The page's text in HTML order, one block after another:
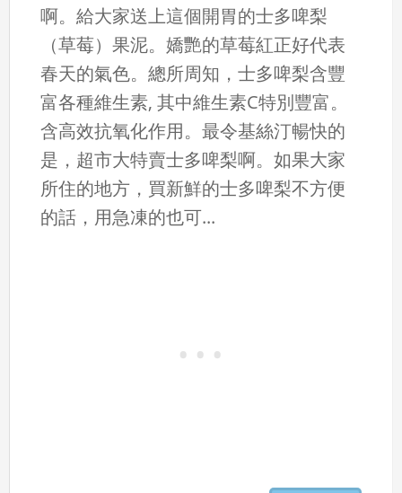
啊。給大家送上這個開胃的士多啤梨
（草莓）果泥。嬌艷的草莓紅正好代表
春天的氣色。總所周知，士多啤梨含豐
富各種維生素, 其中維生素C特別豐富。
含高效抗氧化作用。最令基絲汀暢快的
是，超市大特賣士多啤梨啊。如果大家
所住的地方，買新鮮的士多啤梨不方便
的話，用急凍的也可...